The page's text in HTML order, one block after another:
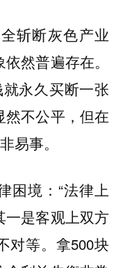
斩断灰色产业
然普遍存在。
永久买断一张
然不公平，但在
易事。
困境：“法律上
一是客观上双方
对等。拿500块